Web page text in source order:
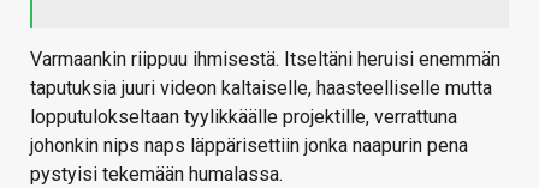
Varmaankin riippuu ihmisestä. Itseltäni heruisi enemmän
taputuksia juuri videon kaltaiselle, haasteelliselle mutta
lopputulokseltaan tyylikkäälle projektille, verrattuna
johonkin nips naps läppärisettiin jonka naapurin pena
pystyisi tekemään humalassa.